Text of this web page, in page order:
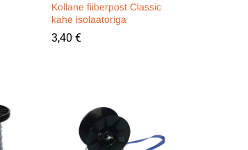
Kollane fiiberpost Classic
kahe isolaatoriga
3,40 €
3,40 €